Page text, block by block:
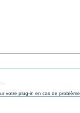
votre plug-in en cas de